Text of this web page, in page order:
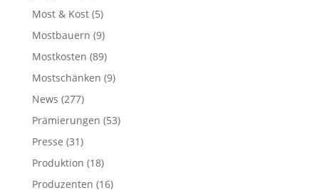
Most & Kost(5)
Mostbauern (9)
Mostkosten (89)
Mostschänken (9)
News (277)
Prämierungen (53)
Presse (31)
Produktion (18)
Produzenten (16)